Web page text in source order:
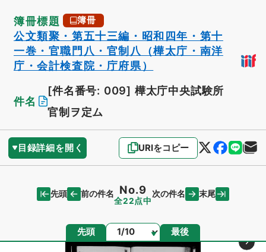
簿冊標題 簿冊
公文類聚・第五十三編・昭和四年・第十
一巻・官職門八・官制八（樺太庁・南洋
庁・会計検査院・庁府県）
件名
[件名番号: 009] 樺太庁中央試験所
官制ヲ定ム
目録詳細を開く URIをコピー
先頭 前の件名 No.9
全22点中
次の件名 末尾
先頭 ページ 最後